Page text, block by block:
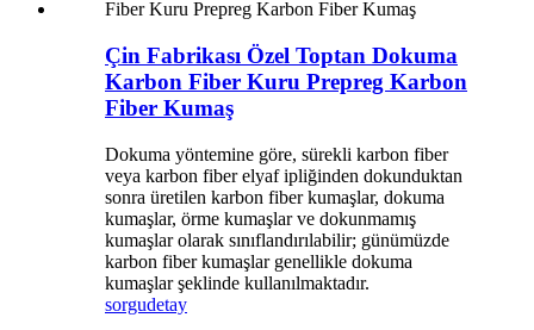
Çin Fabrikası Özel Toptan Dokuma
Karbon Fiber Kuru Prepreg Karbon
Fiber Kumaş
Dokuma yöntemine göre, sürekli karbon fiber
veya karbon fiber elyaf ipliğinden dokunduktan
sonra üretilen karbon fiber kumaşlar, dokuma
kumaşlar, örme kumaşlar ve dokunmamış
kumaşlar olarak sınıflandırılabilir; günümüzde
karbon fiber kumaşlar genellikle dokuma
kumaşlar şeklinde kullanılmaktadır.
sorgudetay